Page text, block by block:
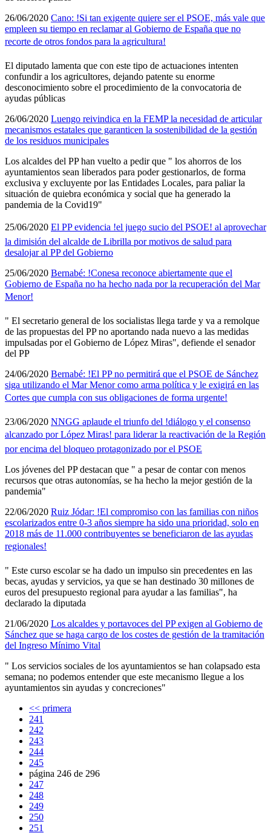
26/06/2020 Cano: !Si tan exigente quiere ser el PSOE, más vale que
empleen su tiempo en reclamar al Gobierno de España que no
recorte de otros fondos para la agricultura!
El diputado lamenta que con este tipo de actuaciones intenten
confundir a los agricultores, dejando patente su enorme
desconocimiento sobre el procedimiento de la convocatoria de
ayudas públicas
26/06/2020 Luengo reivindica en la FEMP la necesidad de articular
mecanismos estatales que garanticen la sostenibilidad de la gestión
de los residuos municipales
Los alcaldes del PP han vuelto a pedir que " los ahorros de los
ayuntamientos sean liberados para poder gestionarlos, de forma
exclusiva y excluyente por las Entidades Locales, para paliar la
situación de quiebra económica y social que ha generado la
pandemia de la Covid19"
25/06/2020 El PP evidencia !el juego sucio del PSOE! al aprovechar
la dimisión del alcalde de Librilla por motivos de salud para
desalojar al PP del Gobierno
25/06/2020 Bernabé: !Conesa reconoce abiertamente que el
Gobierno de España no ha hecho nada por la recuperación del Mar
Menor!
" El secretario general de los socialistas llega tarde y va a remolque
de las propuestas del PP no aportando nada nuevo a las medidas
impulsadas por el Gobierno de López Miras", defiende el senador
del PP
24/06/2020 Bernabé: !El PP no permitirá que el PSOE de Sánchez
siga utilizando el Mar Menor como arma polí­tica y le exigirá en las
Cortes que cumpla con sus obligaciones de forma urgente!
23/06/2020 NNGG aplaude el triunfo del !diálogo y el consenso
alcanzado por López Miras! para liderar la reactivación de la Región
por encima del bloqueo protagonizado por el PSOE
Los jóvenes del PP destacan que " a pesar de contar con menos
recursos que otras autonomí­as, se ha hecho la mejor gestión de la
pandemia"
22/06/2020 Ruiz Jódar: !El compromiso con las familias con niños
escolarizados entre 0-3 años siempre ha sido una prioridad, solo en
2018 más de 11.000 contribuyentes se beneficiaron de las ayudas
regionales!
" Este curso escolar se ha dado un impulso sin precedentes en las
becas, ayudas y servicios, ya que se han destinado 30 millones de
euros del presupuesto regional para ayudar a las familias", ha
declarado la diputada
21/06/2020 Los alcaldes y portavoces del PP exigen al Gobierno de
Sánchez que se haga cargo de los costes de gestión de la tramitación
del Ingreso Mí­nimo Vital
" Los servicios sociales de los ayuntamientos se han colapsado esta
semana; no podemos entender que este mecanismo llegue a los
ayuntamientos sin ayudas y concreciones"
<< primera
241
242
243
244
245
página 246 de 296
247
248
249
250
251